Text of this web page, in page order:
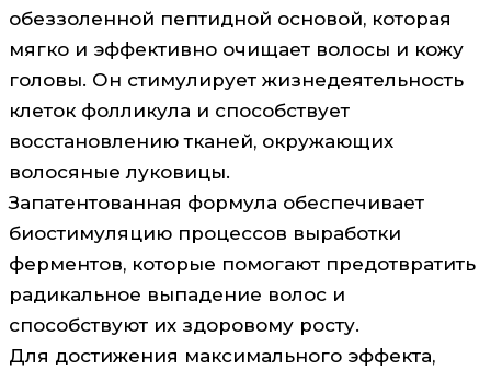
обеззоленной пептидной основой, которая
мягко и эффективно очищает волосы и кожу
головы. Он стимулирует жизнедеятельность
клеток фолликула и способствует
восстановлению тканей, окружающих
волосяные луковицы.
Запатентованная формула обеспечивает
биостимуляцию процессов выработки
ферментов, которые помогают предотвратить
радикальное выпадение волос и
способствуют их здоровому росту.
Для достижения максимального эффекта,